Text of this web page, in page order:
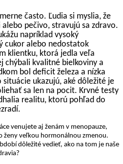
často. Ľudia si myslia, že
pečivo, stravujú sa zdravo.
napríklad vysoký
cukor alebo nedostatok
klientku, ktorá jedla veľa
chýbali kvalitné bielkoviny a
bol deficit železa a nízka
ukazujú, aké dôležité je
sa len na pocit. Krvné testy
realitu, ktorú pohľad do
venujete aj ženám v menopauze,
ženy veľkou hormonálnou zmenou.
dôležité vedieť, ako na tom je naše